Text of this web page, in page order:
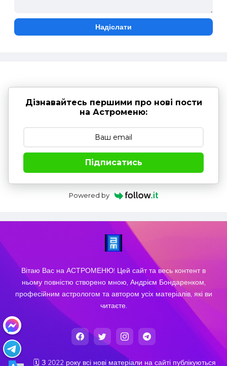
Дізнавайтесь першими про нові пости
на Астроменю:
Підписатись
Powered by
Вітаю Вас на АСТРОМЕНЮ! Цей сайт та весь контент в
ньому повністю створено мною, Андрієм Бондаренком,
професійним астрологом та автором усіх матеріалів, які ви
читаєте.
🗓️ З 2022 року всі нові матеріали на сайті публікуються